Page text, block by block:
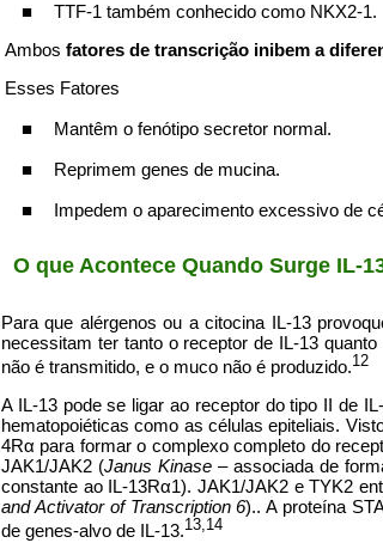
■
TTF-1 também conhecido como NKX2-1.
Ambos fatores de transcrição inibem a
Esses Fatores
■
Mantêm o fenótipo secretor normal.
■
Reprimem genes de mucina.
■
Impedem o aparecimento excessivo de
O que Acontece Quando Surge IL-
Para que alérgenos ou a citocina IL-13
necessitam ter tanto o receptor de IL-13
não é transmitido, e o muco não é produzido.12
A IL-13 pode se ligar ao receptor do tipo II de
hematopoiéticas como as células epiteliais.
4Rα para formar o complexo completo do
JAK1/JAK2 (Janus Kinase – associada de
constante ao IL-13Rα1). JAK1/JAK2 e TYK2
and Activator of Transcription 6).. A proteína
de genes-alvo de IL-13.13,14